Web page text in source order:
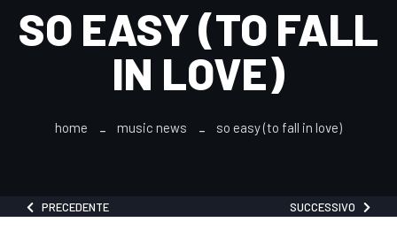
SO EASY (TO FALL
IN LOVE)
home music news so easy (to fall in love)
PRECEDENTE SUCCESSIVO